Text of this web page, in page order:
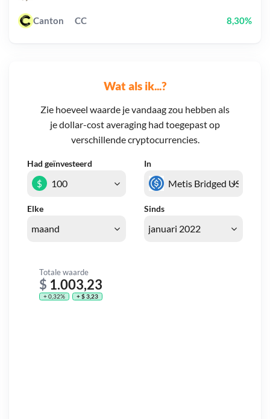
Wat als ik...?
Zie hoeveel waarde je vandaag zou hebben als
je dollar-cost averaging had toegepast op
verschillende cryptocurrencies.
Had geïnvesteerd In
Elke Sinds
$
Totale waarde
$ 1.003,23
+ 0,32% + $ 3,23
Canton CC 8,30%